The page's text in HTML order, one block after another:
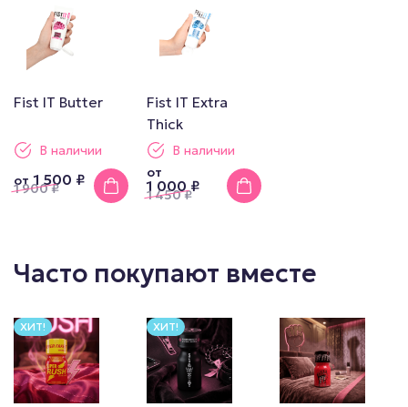
Fist IT Butter
В наличии
от 1 500 ₽
1 900₽
Fist IT Extra
Thick
В наличии
от
1 000 ₽
1 450₽
Часто покупают вместе
ХИТ! ХИТ!